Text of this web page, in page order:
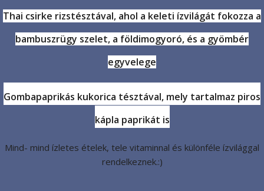
Thai csirke rizstésztával, ahol a keleti ízvilágát fokozza a
bambuszrügy szelet, a földimogyoró, és a gyömbér
egyvelege
Gombapaprikás kukorica tésztával, mely tartalmaz piros
kápla paprikát is
Mind- mind ízletes ételek, tele vitaminnal és különféle ízvilággal
rendelkeznek.:)